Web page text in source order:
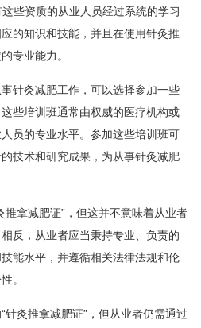
这些资质的从业人员经过系统的学习
的知识和技能，并且在使用针灸推
专业能力。
针灸减肥工作，可以选择参加一些
些培训班通常由权威的医疗机构或
员的专业水平。参加这些培训班可
技术和研究成果，为从事针灸减肥
推拿减肥证”，但这并不意味着从业者
反，从业者应当秉持专业、负责的
能水平，并遵循相关法律法规和伦
。
针灸推拿减肥证”，但从业者仍需通过